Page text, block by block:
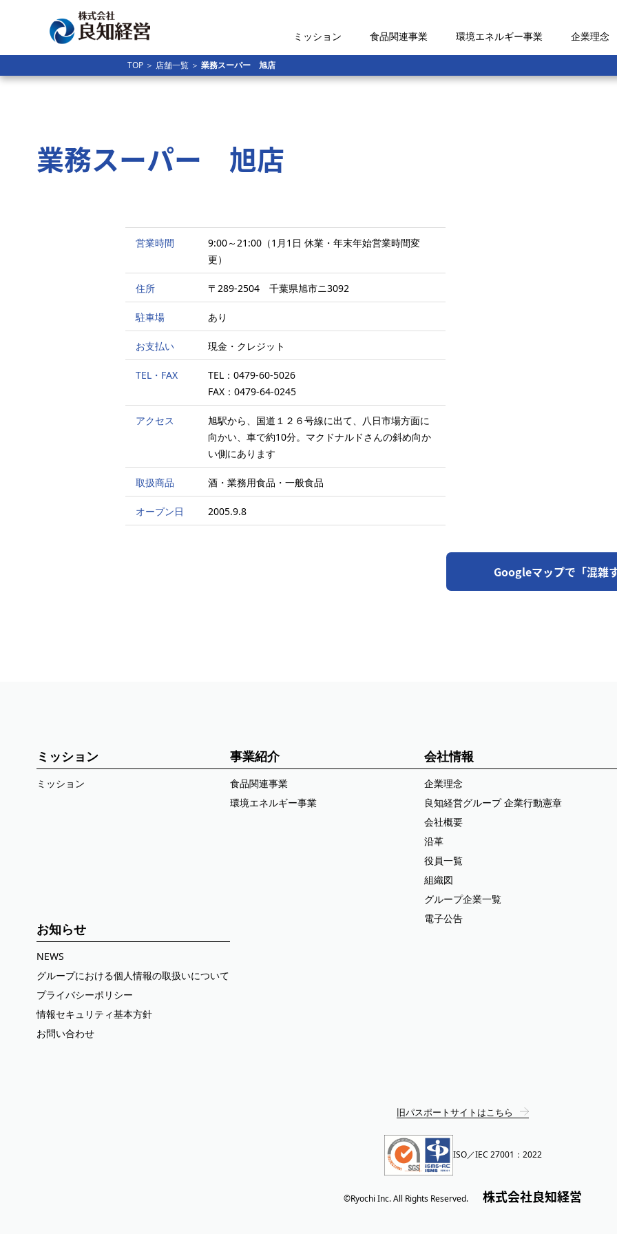
ミッション 食品関連事業 環境エネルギー事業 企業理念
TOP ＞ 店舗一覧 ＞ 業務スーパー 旭店
業務スーパー 旭店
営業時間
9:00～21:00（1月1日 休業・年末年始営業時間変
更）
住所 〒289-2504 千葉県旭市ニ3092
駐車場 あり
お支払い 現金・クレジット
TEL・FAX
TEL：0479-60-5026
FAX：0479-64-0245
アクセス
旭駅から、国道１２６号線に出て、八日市場方面に
向かい、車で約10分。マクドナルドさんの斜め向か
い側にあります
取扱商品 酒・業務用食品・一般食品
オープン日 2005.9.8
Googleマップで「混雑
ミッション
ミッション
事業紹介
食品関連事業
環境エネルギー事業
会社情報
企業理念
良知経営グループ 企業行動憲章
会社概要
沿革
役員一覧
組織図
グループ企業一覧
電子公告
お知らせ
NEWS
グループにおける個人情報の取扱いについて
プライバシーポリシー
情報セキュリティ基本方針
お問い合わせ
旧パスポートサイトはこちら
ISO／IEC 27001：2022
©Ryochi Inc. All Rights Reserved. 株式会社良知経営